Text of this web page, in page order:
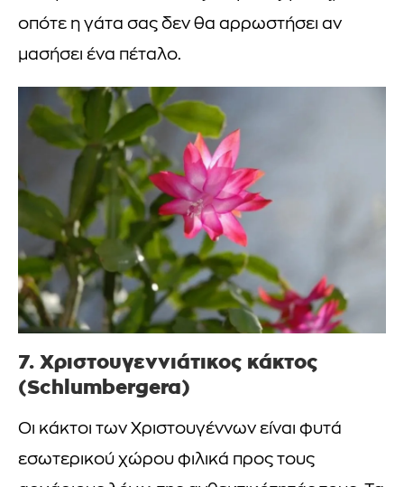
οπότε η γάτα σας δεν θα αρρωστήσει αν
μασήσει ένα πέταλο.
7. Χριστουγεννιάτικος κάκτος
(Schlumbergera)
Οι κάκτοι των Χριστουγέννων είναι φυτά
εσωτερικού χώρου φιλικά προς τους